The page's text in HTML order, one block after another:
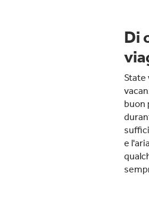
Di
State
buon
e